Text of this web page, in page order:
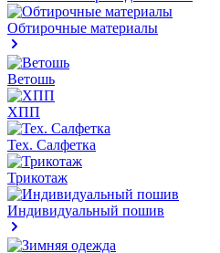
Обтирочные материалы
Ветошь
ХПП
Тех. Салфетка
Трикотаж
Индивидуальный пошив